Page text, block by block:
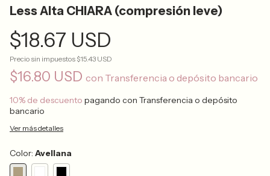
Less Alta CHIARA (compresión leve)
$18.67 USD
Precio sin impuestos $15.43 USD
$16.80 USD con Transferencia o depósito bancario
10% de descuento pagando con Transferencia o depósito
bancario
Ver más detalles
Color: Avellana